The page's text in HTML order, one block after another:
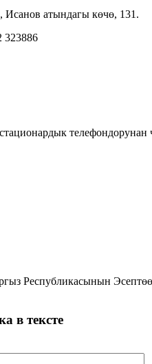
атындагы көчө, 131.
323886
телефондорунан
Республикасынын
в тексте